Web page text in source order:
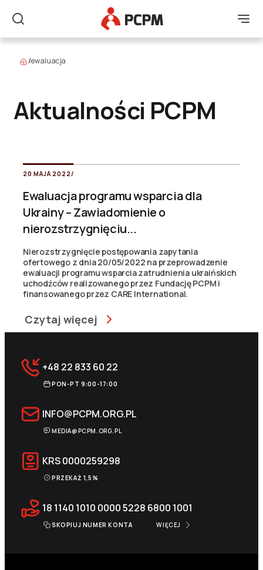
Szukaj
Główne Logo
/ewaluacja
Aktualności PCPM
20 MAJA 2022 /
Ewaluacja programu wsparcia dla
Ukrainy – Zawiadomienie o
nierozstrzygnięciu...
Nierozstrzygnięcie postępowania zapytania
ofertowego z dnia 20/05/2022 na przeprowadzenie
ewaluacji programu wsparcia zatrudnienia ukraińskich
uchodźców realizowanego przez Fundację PCPM i
finansowanego przez CARE International.
Czytaj więcej
+48 22 833 60 22
PON-PT 9:00-17:00
INFO@PCPM.ORG.PL
MEDIA@PCPM.ORG.PL
KRS0000259298
PRZEKAŻ 1,5%
18 1140 1010 0000 5228 6800 1001
SKOPIUJ NUMER KONTA WIĘCEJ